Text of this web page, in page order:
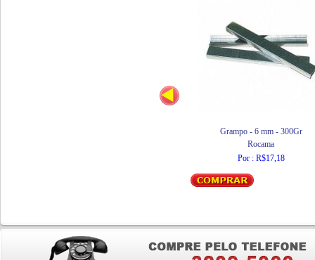
Grampo - 6 mm - 300Gr
Rocama
Por : R$17,18